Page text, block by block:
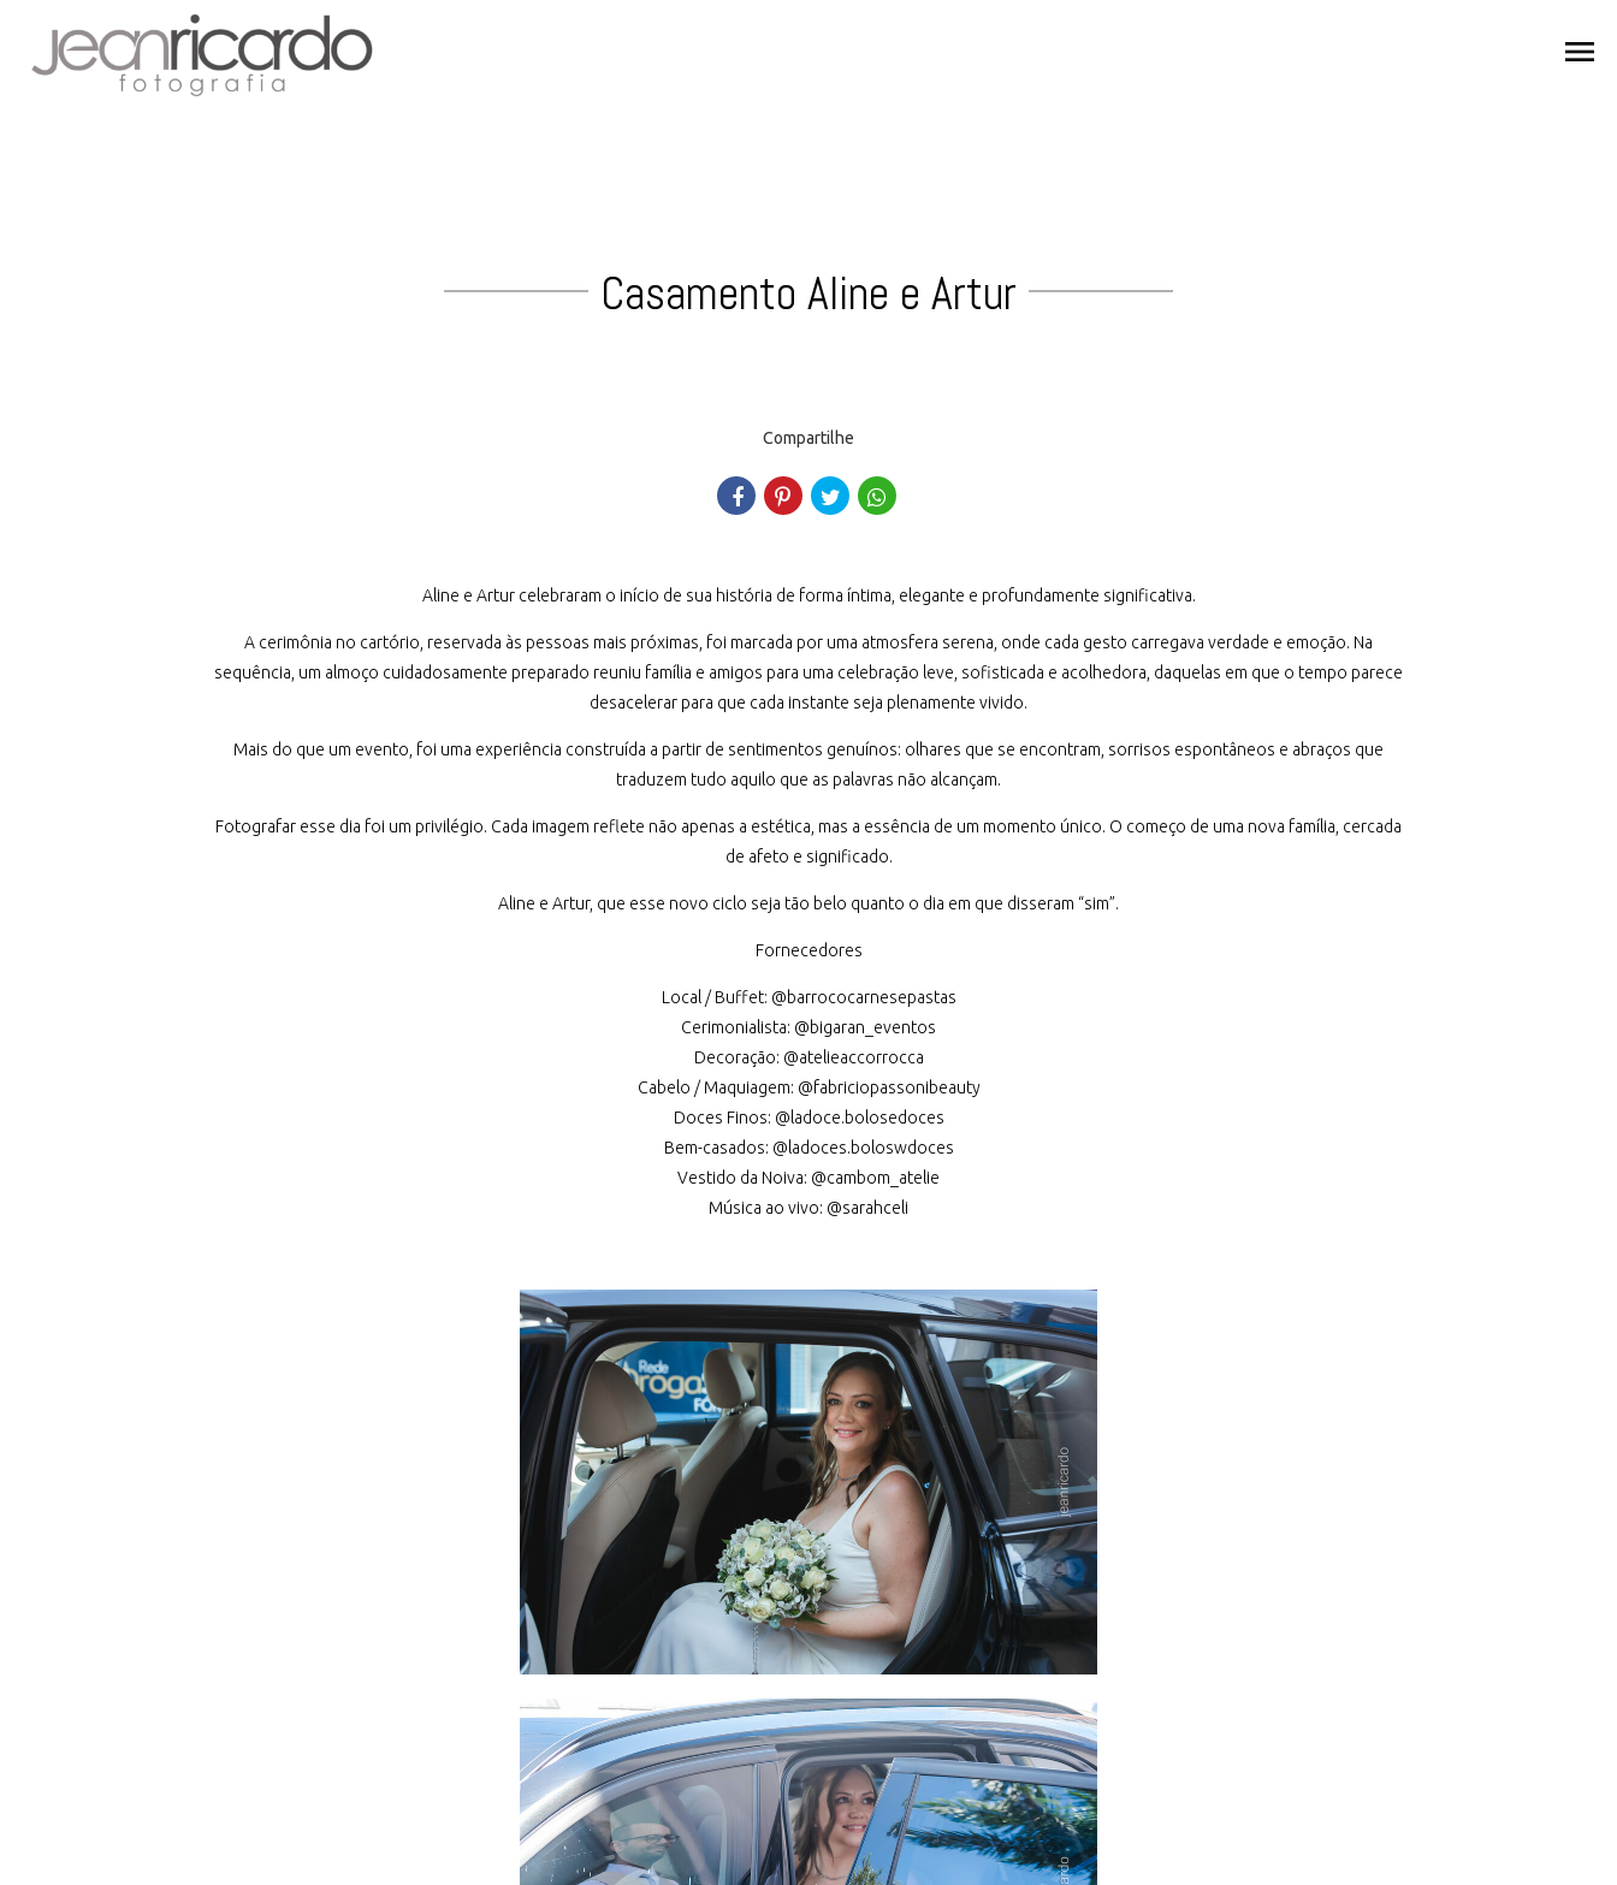
menu
Casamento Aline e Artur
Compartilhe
Aline e Artur celebraram o início de sua história de forma íntima, elegante e profundamente significativa.
A cerimônia no cartório, reservada às pessoas mais próximas, foi marcada por uma atmosfera serena, onde cada gesto carregava verdade e emoção. Na
sequência, um almoço cuidadosamente preparado reuniu família e amigos para uma celebração leve, sofisticada e acolhedora, daquelas em que o tempo parece
desacelerar para que cada instante seja plenamente vivido.
Mais do que um evento, foi uma experiência construída a partir de sentimentos genuínos: olhares que se encontram, sorrisos espontâneos e abraços que
traduzem tudo aquilo que as palavras não alcançam.
Fotografar esse dia foi um privilégio. Cada imagem reflete não apenas a estética, mas a essência de um momento único. O começo de uma nova família, cercada
de afeto e significado.
Aline e Artur, que esse novo ciclo seja tão belo quanto o dia em que disseram “sim”.
Fornecedores
Local / Buffet: @barrococarnesepastas
Cerimonialista: @bigaran_eventos
Decoração: @atelieaccorrocca
Cabelo / Maquiagem: @fabriciopassonibeauty
Doces Finos: @ladoce.bolosedoces
Bem-casados: @ladoces.boloswdoces
Vestido da Noiva: @cambom_atelie
Música ao vivo: @sarahceli